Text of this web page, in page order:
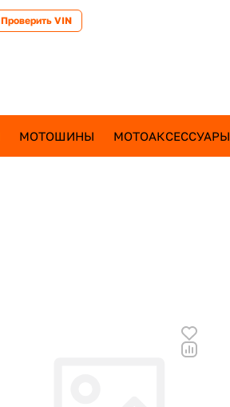
Проверить VIN
МОТОШИНЫ МОТОАКСЕССУАРЫ